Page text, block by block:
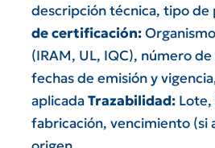
descripción técnica, tipo de
de certificación:
(IRAM, UL, IQC), número
fechas de emisión y
aplicadaTrazabilidad:Lote,
fabricación, vencimiento (si